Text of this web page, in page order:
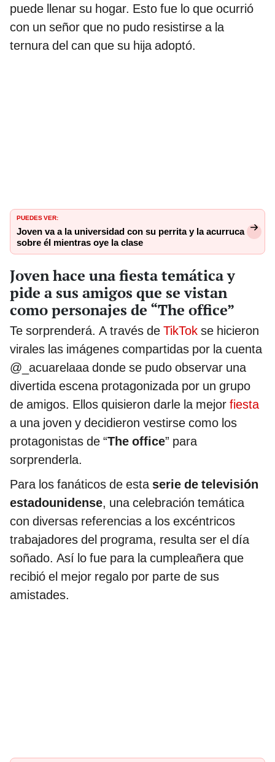
puede llenar su hogar. Esto fue lo que ocurrió
con un señor que no pudo resistirse a la
ternura del can que su hija adoptó.
PUEDES VER:
Joven va a la universidad con su perrita y la acurruca
sobre él mientras oye la clase
Joven hace una fiesta temática y
pide a sus amigos que se vistan
como personajes de “The office”
Te sorprenderá. A través de TikTok se hicieron
virales las imágenes compartidas por la cuenta
@_acuarelaaa donde se pudo observar una
divertida escena protagonizada por un grupo
de amigos. Ellos quisieron darle la mejor fiesta
a una joven y decidieron vestirse como los
protagonistas de “The office” para
sorprenderla.
Para los fanáticos de esta serie de televisión
estadounidense, una celebración temática
con diversas referencias a los excéntricos
trabajadores del programa, resulta ser el día
soñado. Así lo fue para la cumpleañera que
recibió el mejor regalo por parte de sus
amistades.